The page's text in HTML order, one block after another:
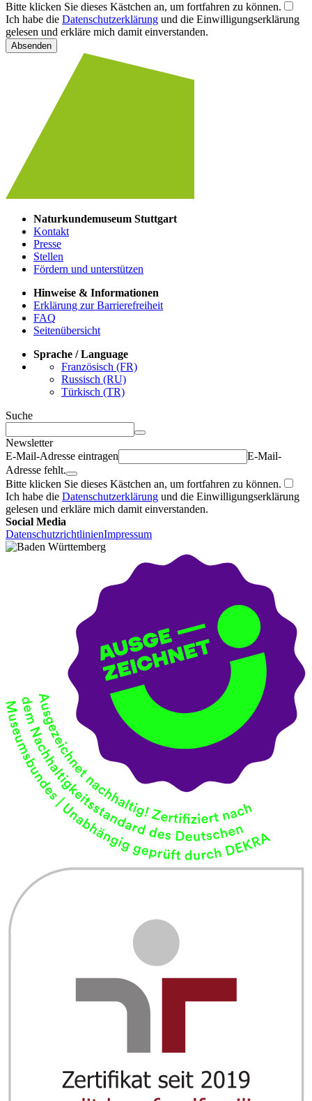
Bitte klicken Sie dieses Kästchen an, um fortfahren zu können.
Ich habe die Datenschutzerklärung und die Einwilligungserklärung
gelesen und erkläre mich damit einverstanden.
Absenden
Naturkundemuseum Stuttgart
Kontakt
Presse
Stellen
Fördern und unterstützen
Hinweise & Informationen
Erklärung zur Barrierefreiheit
FAQ
Seitenübersicht
Sprache / Language
Französisch (FR)
Russisch (RU)
Türkisch (TR)
Suche
Newsletter
E-Mail-Adresse eintragen
E-Mail-
Adresse fehlt.
Bitte klicken Sie dieses Kästchen an, um fortfahren zu können.
Ich habe die Datenschutzerklärung und die Einwilligungserklärung
gelesen und erkläre mich damit einverstanden.
Social Media
DatenschutzrichtlinienImpressum